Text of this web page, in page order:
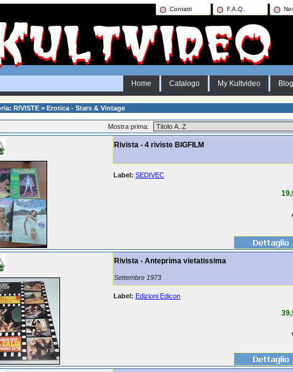
Contatti F.A.Q.
Home Catalogo My Kultvideo Blog
RIVISTE > Erotica - Stars & Vintage
Mostra prima:
Rivista - 4 riviste BIGFILM
Label: SEDIVEC
Rivista - Anteprima vietatissima
Settembre 1973
Label: Edizioni Edicon